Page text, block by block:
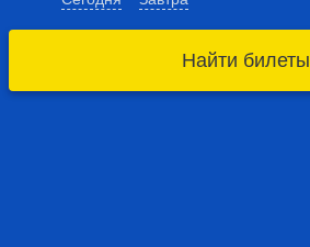
Найти билеты